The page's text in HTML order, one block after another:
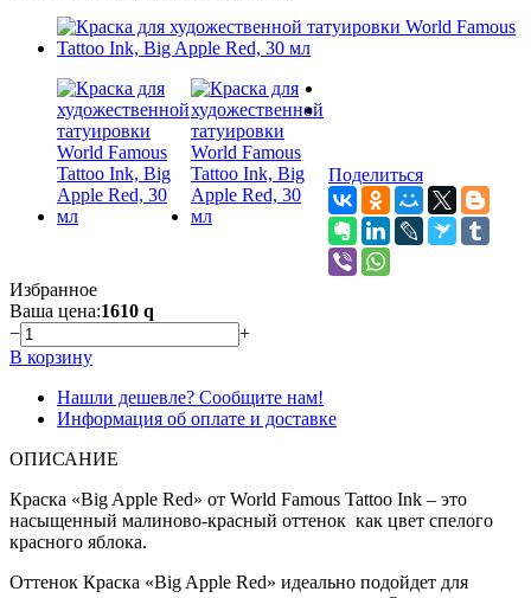
Поделиться
Избранное
Ваша цена:1610 q
−
+
В корзину
Нашли дешевле? Сообщите нам!
Информация об оплате и доставке
ОПИСАНИЕ
Краска «Big Apple Red» от World Famous Tattoo Ink – это
насыщенный малиново-красный оттенок как цвет спелого
красного яблока.
Оттенок Краска «Big Apple Red» идеально подойдет для